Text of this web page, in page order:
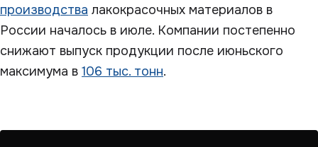
производства лакокрасочных материалов в
России началось в июле. Компании постепенно
снижают выпуск продукции после июньского
максимума в 106 тыс. тонн.